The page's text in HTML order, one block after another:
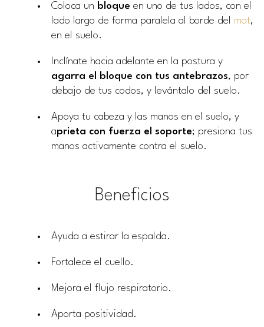
Coloca un bloque en uno de tus lados, con el
lado largo de forma paralela al borde del mat,
en el suelo.
Inclínate hacia adelante en la postura y
agarra el bloque con tus antebrazos, por
debajo de tus codos, y levántalo del suelo.
Apoya tu cabeza y las manos en el suelo, y
aprieta con fuerza el soporte; presiona tus
manos activamente contra el suelo.
Beneficios
Ayuda a estirar la espalda.
Fortalece el cuello.
Mejora el flujo respiratorio.
Aporta positividad.